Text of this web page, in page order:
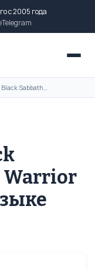
с 2005 года
Telegram
Слова песни Black Sabbath: Ancient Warrior на английском языке
Warrior